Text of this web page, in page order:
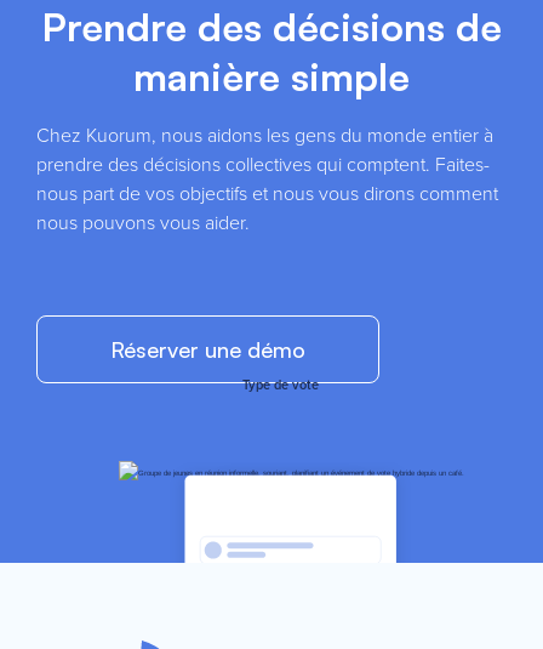
Prendre des décisions de
manière simple
Chez Kuorum, nous aidons les gens du monde entier à
prendre des décisions collectives qui comptent. Faites-
nous part de vos objectifs et nous vous dirons comment
nous pouvons vous aider.
Réserver une démo
Type de vote